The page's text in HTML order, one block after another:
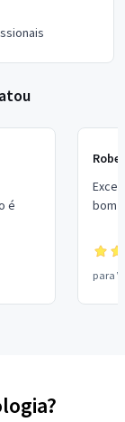
é
bom
para